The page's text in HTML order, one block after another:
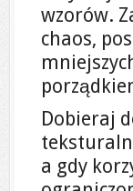
wzorów.
chaos,
Dobieraj
a gdy